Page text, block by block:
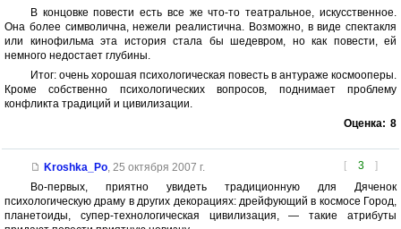
В концовке повести есть все же что-то театральное, искусственное.
Она более символична, нежели реалистична. Возможно, в виде спектакля
или кинофильма эта история стала бы шедевром, но как повести, ей
немного недостает глубины.
Итог: очень хорошая психологическая повесть в антураже космооперы.
Кроме собственно психологических вопросов, поднимает проблему
конфликта традиций и цивилизации.
Оценка: 8
[ 3 ]
Kroshka_Po, 25 октября 2007 г.
Во-первых, приятно увидеть традиционную для Дяченок
психологическую драму в других декорациях: дрейфующий в космосе Город,
планетоиды, супер-технологическая цивилизация, — такие атрибуты